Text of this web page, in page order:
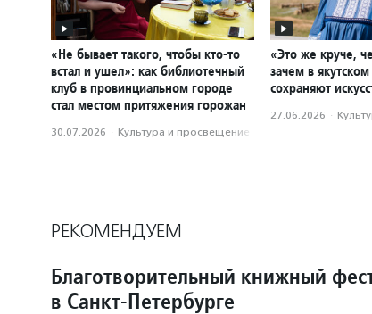
«Не бывает такого, чтобы кто-то
встал и ушел»: как библиотечный
клуб в провинциальном городе
стал местом притяжения горожан
30.07.2026 · Культура и просвещение
«Это же круче,
зачем в
сохраняют
27.06.2026 ·
РЕКОМЕНДУЕМ
Благотворительный книжный
в Санкт-Петербурге